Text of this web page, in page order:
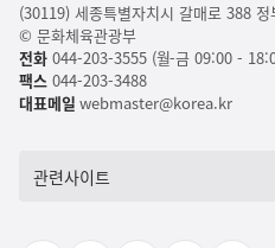
(30119) 세종특별자치시 갈매로 388 정
© 문화체육관광부
전화044-203-3555 (월-금 09:00 -
팩스044-203-3488
대표메일 webmaster@korea.kr
관련사이트